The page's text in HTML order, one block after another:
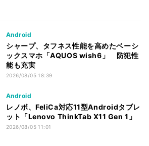
Android
シャープ、タフネス性能を高めたベーシ
ックスマホ「AQUOS wish6」 防犯性
能も充実
2026/08/05 18:39
Android
レノボ、FeliCa対応11型Androidタブレ
ット「Lenovo ThinkTab X11 Gen 1」
2026/08/05 11:01